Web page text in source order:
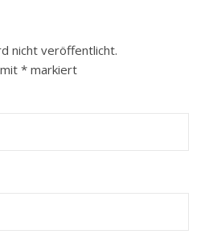
nicht veröffentlicht.
* markiert